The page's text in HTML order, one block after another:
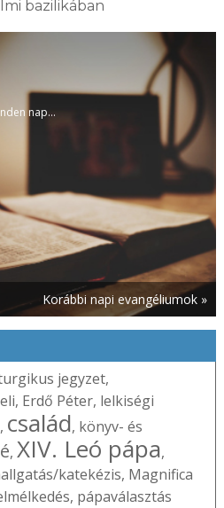
bazilikában
nap...
Korábbi napi evangéliumok »
jegyzet,
, Erdő Péter, lelkiségi
, család, könyv- és
, XIV. Leó pápa,
katekézis, Magnifica
, pápaválasztás